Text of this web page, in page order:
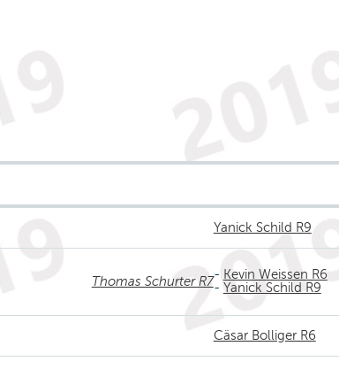
Yanick Schild R9
Thomas Schurter R7- Kevin Weissen R6
- Yanick Schild R9
Cäsar Bolliger R6